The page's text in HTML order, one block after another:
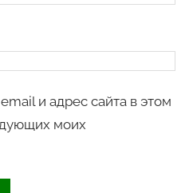
и адрес сайта в этом
моих